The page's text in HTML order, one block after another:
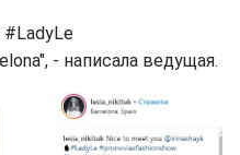
#LadyLe
- написала ведущая.